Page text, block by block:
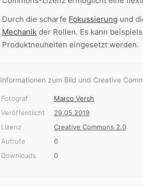
Durch die scharfe Fokussierung und
Mechanik der Rollen. Es kann
Produktneuheiten eingesetzt werden.
Informationen zum Bild und Creative
Fotograf
Marco Verch
Veröffentlicht
29.05.2019
Lizenz
Creative Commons 2.0
Aufrufe
6
Downloads
0